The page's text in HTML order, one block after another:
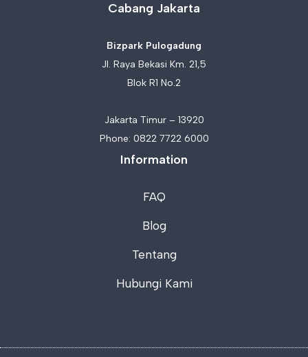
Cabang Jakarta
Bizpark Pulogadung
Jl. Raya Bekasi Km. 21,5
Blok R1 No.2
Jakarta Timur – 13920
Phone: 0822 7722 6000
Information
FAQ
Blog
Tentang
Hubungi Kami